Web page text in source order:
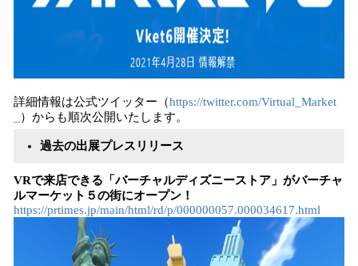
詳細情報は公式ツイッター（https://twitter.com/Virtual_Market
）からも順次公開いたします。
過去の出展プレスリリース
VRで来店できる「バーチャルディズニーストア」がバーチャ
ルマーケット５の街にオープン！
https://prtimes.jp/main/html/rd/p/000000057.000034617.html